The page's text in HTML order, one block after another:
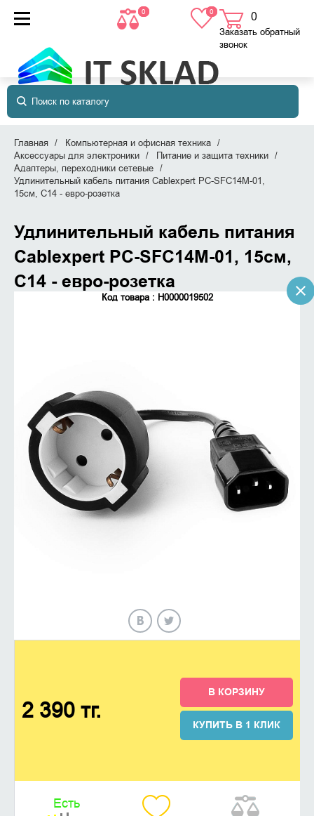
0 0 0
в корзине
Заказать обратный
звонок
Главная
Компьютерная и офисная техника
Аксессуары для электроники
Питание и защита техники
Адаптеры, переходники сетевые
Удлинительный кабель питания Cablexpert PC-SFC14M-01,
15см, C14 - евро-розетка
Удлинительный кабель питания
Cablexpert PC-SFC14M-01, 15см,
C14 - евро-розетка
Код товара : Н0000019502
2 390 тг.
В КОРЗИНУ
КУПИТЬ В 1 КЛИК
Есть